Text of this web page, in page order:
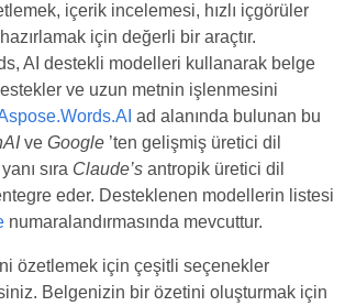
içerik incelemesi, hızlı içgörüler
için değerli bir araçtır.
AI destekli modelleri kullanarak belge
ve uzun metnin işlenmesini
ad alanında bulunan bu
ve Google’ten gelişmiş üretici dil
sıra Claude’santropik üretici dil
eder. Desteklenen modellerin listesi
numaralandırmasında mevcuttur.
özetlemek için çeşitli seçenekler
Belgenizin bir özetini oluşturmak için